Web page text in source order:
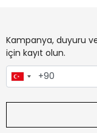
Kampanya, duyuru
için kayıt olun.